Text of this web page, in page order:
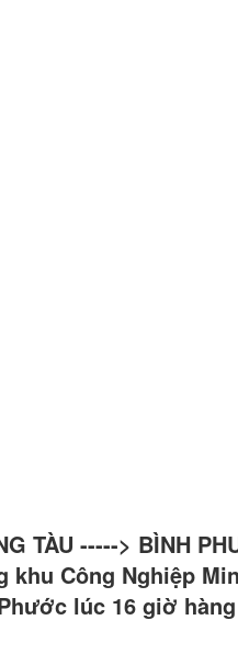
TÀU -----> BÌNH
khu Công Nghiệp
lúc 16 giờ